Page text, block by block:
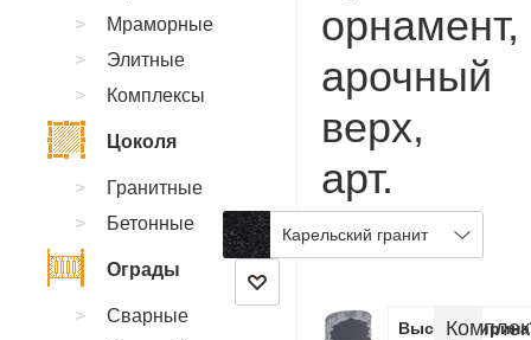
орнамент,
арочный
верх,
арт.
BC.06
Карельский гранит
ВысотаШирина
Мраморные
Элитные
Комплексы
Цоколя
Гранитные
Бетонные
Ограды
Сварные